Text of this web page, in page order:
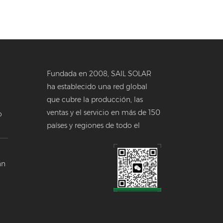
Fundada en 2008, SAIL SOLAR
ha establecido una red global
que cubre la producción, las
ventas y el servicio en más de 150
países y regiones de todo el